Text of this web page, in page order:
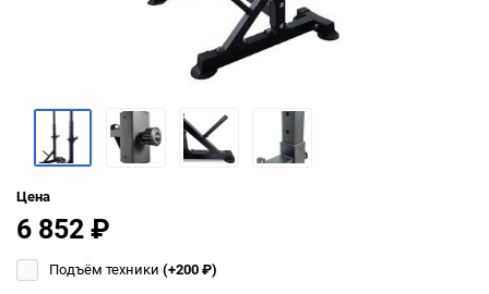
Цена
6 852₽
Подъём техники (+200₽)